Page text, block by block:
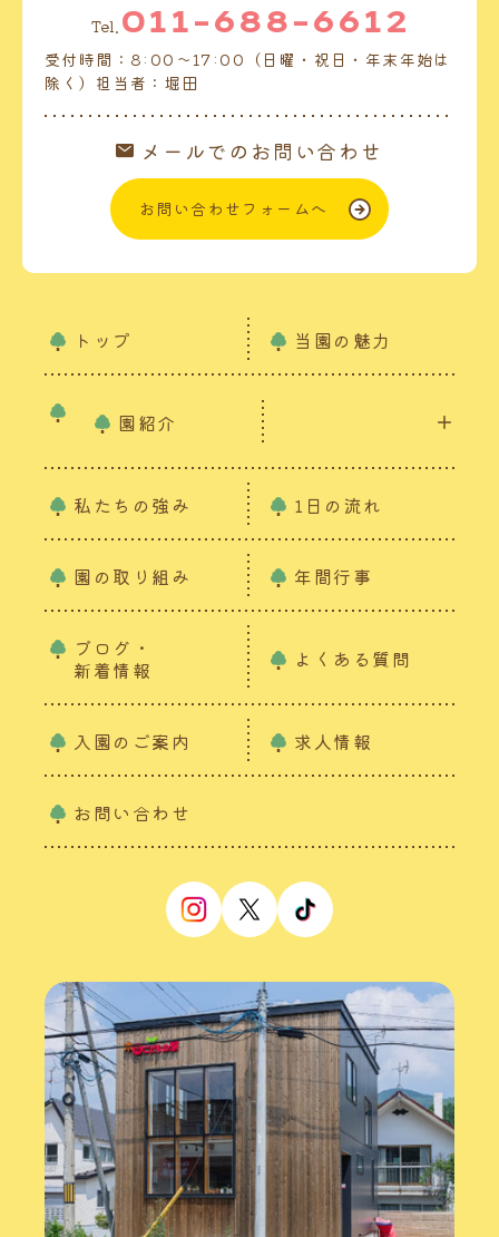
Tel. 011-688-6612
受付時間：8:00～17:00（日曜・祝日・年末年始は
除く）担当者：堀田
メールでのお問い合わせ
お問い合わせフォームへ
トップ 当園の魅力
園紹介
私たちの強み 1日の流れ
園の取り組み 年間行事
ブログ・
新着情報
よくある質問
入園のご案内 求人情報
お問い合わせ